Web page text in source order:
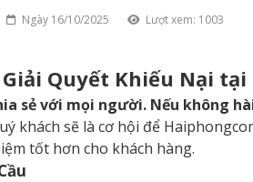
Ngày 16/10/2025 Lượt xem: 1003
Quyết Khiếu Nại
sẻ với mọi người. Nếu không
khách sẽ là cơ hội để
tốt hơn cho khách hàng.